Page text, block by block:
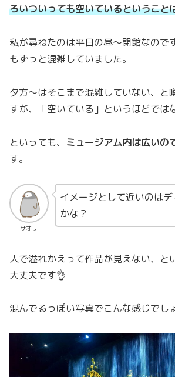
ろいついっても空いているということ
私が尋ねたのは平日の昼〜閉館なので
もずっと混雑していました。
夕方〜はそこまで混雑していない、と
すが、「空いている」というほどでは
といっても、 ミュージアム内は広いの
す。
サオリ
イメージとして近いのは
かな？
人で溢れかえって作品が見えない、と
大丈夫です👌
混んでるっぽい写真でこんな感じでし